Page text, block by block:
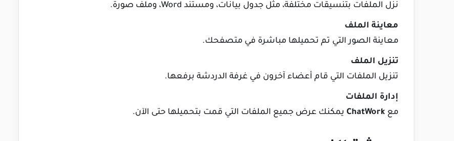
نزل الملفات بتنسيقات مختلفة، مثل جدول بيانات، ومستند Word، وملف صورة.
معاينة الملف
معاينة الصور التي تم تحميلها مباشرة في متصفحك.
تنزيل الملف
تنزيل الملفات التي قام أعضاء آخرون في غرفة الدردشة برفعها.
إدارة الملفات
مع ChatWork يمكنك عرض جميع الملفات التي قمت بتحميلها حتى الآن.